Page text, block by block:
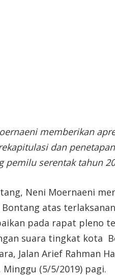
memberikan
dan
pemilu serentak tahun
Neni Moernaeni
atas
pada rapat pleno
suara tingkat kota
Jalan Arief Rahman
(5/5/2019) pagi.